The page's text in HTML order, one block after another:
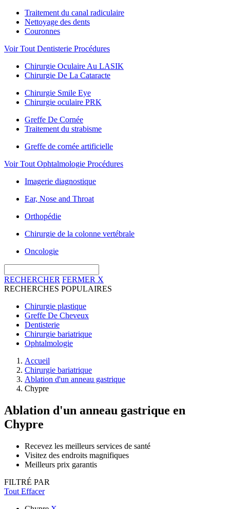
Traitement du canal radiculaire
Nettoyage des dents
Couronnes
Voir Tout Dentisterie Procédures
Chirurgie Oculaire Au LASIK
Chirurgie De La Cataracte
Chirurgie Smile Eye
Chirurgie oculaire PRK
Greffe De Cornée
Traitement du strabisme
Greffe de cornée artificielle
Voir Tout Ophtalmologie Procédures
Imagerie diagnostique
Ear, Nose and Throat
Orthopédie
Chirurgie de la colonne vertébrale
Oncologie
RECHERCHER FERMER X
RECHERCHES POPULAIRES
Chirurgie plastique
Greffe De Cheveux
Dentisterie
Chirurgie bariatrique
Ophtalmologie
Accueil
Chirurgie bariatrique
Ablation d'un anneau gastrique
Chypre
Ablation d'un anneau gastrique en
Chypre
Recevez les meilleurs services de santé
Visitez des endroits magnifiques
Meilleurs prix garantis
FILTRÉ PAR
Tout Effacer